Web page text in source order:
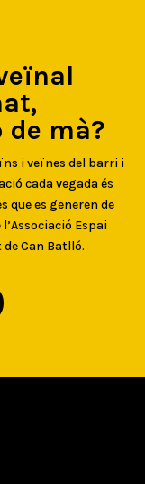
de mà?
i veïnes del barri i
cada vegada és
que es generen de
Espai
Can Batlló.